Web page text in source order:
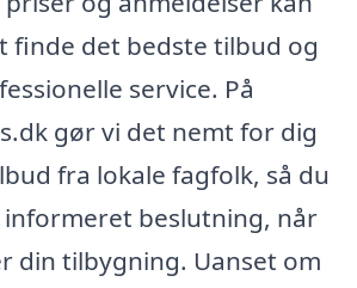
finde det bedste tilbud og
service. På
gør vi det nemt for dig
fra lokale fagfolk, så du
beslutning, når
din tilbygning. Uanset om